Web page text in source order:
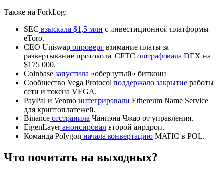
Также на ForkLog:
SEC взыскала $1,5 млн с инвестиционной платформы
eToro.
CEO Uniswap опроверг взимание платы за
развертывание протокола, CFTC оштрафовала DEX на
$175 000.
Coinbase запустила «обернутый» биткоин.
Сообщество Vega Protocol поддержало закрытие работы
сети и токена VEGA.
PayPal и Venmo интегрировали Ethereum Name Service
для криптоплатежей.
Binance отстранила Чанпэна Чжао от управления.
EigenLayerанонсировал второй аирдроп.
Команда Polygon начала конвертацию MATIC в POL.
Что почитать на выходных?